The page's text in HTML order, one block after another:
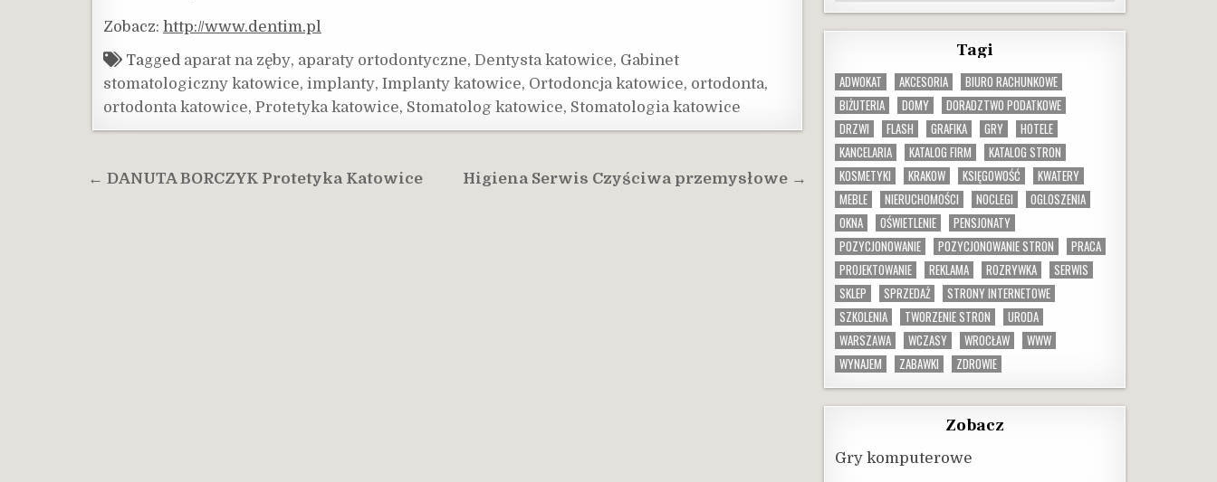
Zobacz: http://www.dentim.pl
Tagged aparat na zęby, aparaty ortodontyczne, Dentysta katowice, Gabinet
stomatologiczny katowice, implanty, Implanty katowice, Ortodoncja katowice, ortodonta,
ortodonta katowice, Protetyka katowice, Stomatolog katowice, Stomatologia katowice
Nawigacja Higiena Serwis Czyściwa przemysłowe →
← DANUTA BORCZYK Protetyka Katowice
Tagi
ADWOKAT AKCESORIA
BIURO RACHUNKOWE
BIŻUTERIA
DOMY
DORADZTWO PODATKOWE
DRZWI
FLASH GRAFIKA GRY
HOTELE
KANCELARIA
KATALOG FIRM
KATALOG STRON
KOSMETYKI
KRAKOW KSIĘGOWOŚĆ
KWATERY
MEBLE
NIERUCHOMOŚCI NOCLEGI
OGLOSZENIA
OKNA
OŚWIETLENIE
PENSJONATY
POZYCJONOWANIE
POZYCJONOWANIE STRON
PRACA
PROJEKTOWANIE
REKLAMA ROZRYWKA
SERWIS
SKLEP
SPRZEDAŻ
STRONY INTERNETOWE
SZKOLENIA
TWORZENIE STRON
URODA
WARSZAWA
WCZASY WROCŁAW
WWW
WYNAJEM
ZABAWKI ZDROWIE
Zobacz
Gry komputerowe